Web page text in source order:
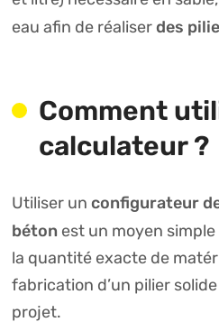
eau afin de réaliserdes
Comment
calculateur ?
Utiliser un configurateur
bétonest un moyen
la quantité exacte de
fabrication d’un pilier
projet.